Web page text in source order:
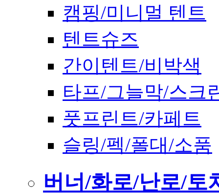
캠핑/미니멀 텐트
텐트슈즈
간이텐트/비박색
타프/그늘막/스크
풋프린트/카페트
슬링/펙/폴대/소품
버너/화로/난로/토